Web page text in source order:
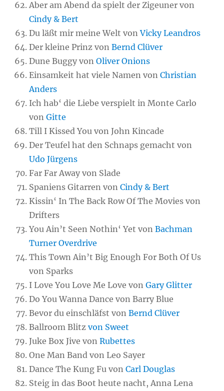
Aber am Abend da spielt der Zigeuner von
Cindy & Bert
Du läßt mir meine Welt vonVicky Leandros
Der kleine Prinz vonBernd Clüver
Dune Buggy vonOliver Onions
Einsamkeit hat viele Namen vonChristian
Anders
Ich hab‘ die Liebe verspielt in Monte Carlo
vonGitte
Till I Kissed You von John Kincade
Der Teufel hat den Schnaps gemacht von
Udo Jürgens
Far Far Away von Slade
Spaniens Gitarren vonCindy & Bert
Kissin‘ In The Back Row Of The Movies von
Drifters
You Ain’t Seen Nothin‘ Yet vonBachman
Turner Overdrive
This Town Ain’t Big Enough For Both Of Us
von Sparks
I Love You Love Me Love vonGary Glitter
Do You Wanna Dance von Barry Blue
Bevor du einschläfst vonBernd Clüver
Ballroom Blitzvon Sweet
Juke Box Jive vonRubettes
One Man Band von Leo Sayer
Dance The Kung Fu vonCarl Douglas
Steig in das Boot heute nacht, Anna Lena